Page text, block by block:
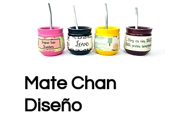
Mate Chan
Diseño